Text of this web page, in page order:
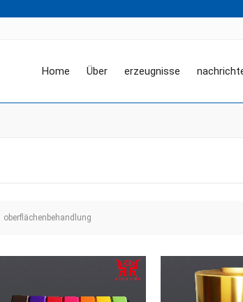
Home Über erzeugnisse
oberflächenbehandlung